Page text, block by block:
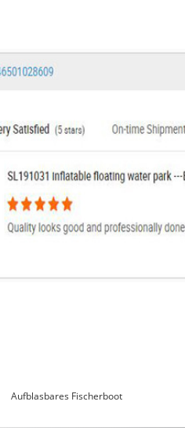
Aufblasbares Fischerboot